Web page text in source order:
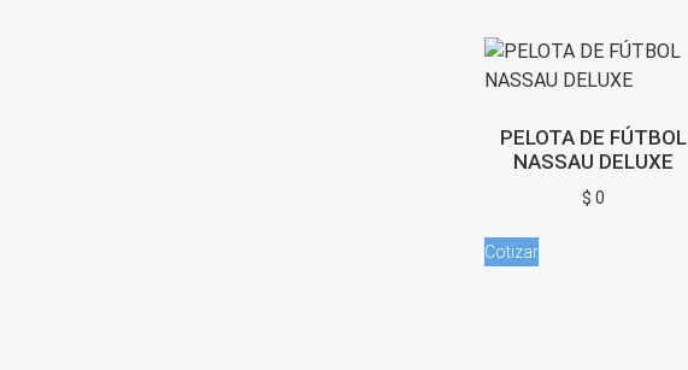
PELOTA DE FÚTBOL
NASSAU DELUXE
$ 0
Cotizar